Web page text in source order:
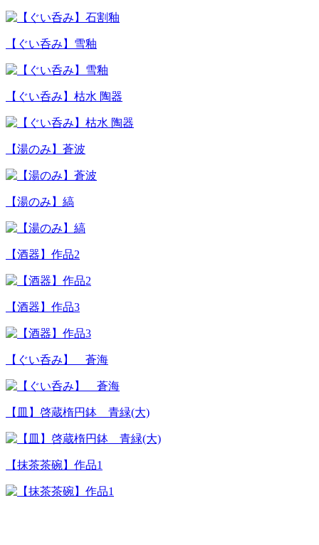
【ぐい呑み】雪釉
【ぐい呑み】枯水 陶器
【湯のみ】蒼波
【湯のみ】縞
【酒器】作品2
【酒器】作品3
【ぐい呑み】 蒼海
【皿】啓蔵楕円鉢 青緑(大)
【抹茶茶碗】作品1